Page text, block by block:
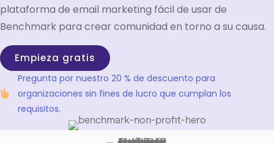
plataforma de email marketing fácil de usar de
Benchmark para crear comunidad en torno a su causa.
Empieza gratis
Pregunta por nuestro 20 % de descuento para
organizaciones sin fines de lucro que cumplan los
requisitos.